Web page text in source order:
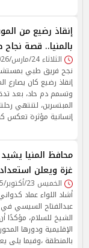
إنقاذ رضيع من
بالمنيا.. قصة
الثلاثاء 24/مارس/2026 - 05:54 م
نجح فريق طبي
إنقاذ رضيع كان يصارع
وتسمم دم حاد، بعد
المبتسرين، لتنتهي
إنسانية مؤثرة تعكس
محافظ المنيا
غزة ويعلن
الخميس 23/أكتوبر/2025 - 03:40 م
أشاد اللواء عماد
عبدالفتاح السيسي
الشيخ للسلام، مؤكدًا
الإقليمية ودورها
بالمنطقة ،وفيما يلى